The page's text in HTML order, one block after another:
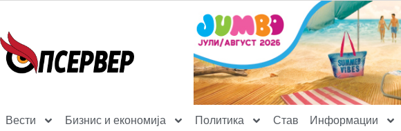
Вести Бизнис и економија Политика Став Информации